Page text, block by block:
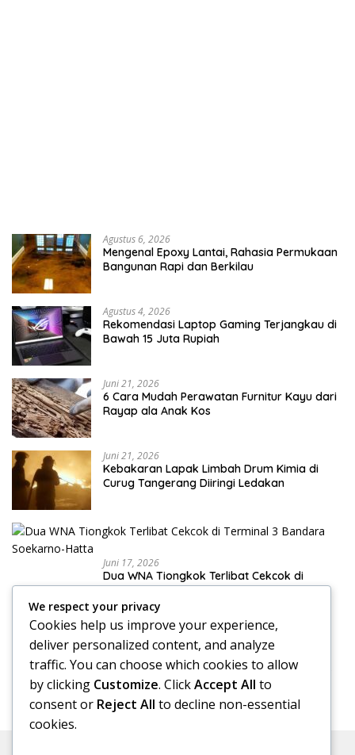
Agustus 6, 2026
Mengenal Epoxy Lantai, Rahasia Permukaan
Bangunan Rapi dan Berkilau
Agustus 4, 2026
Rekomendasi Laptop Gaming Terjangkau di
Bawah 15 Juta Rupiah
Juni 21, 2026
6 Cara Mudah Perawatan Furnitur Kayu dari
Rayap ala Anak Kos
Juni 21, 2026
Kebakaran Lapak Limbah Drum Kimia di
Curug Tangerang Diiringi Ledakan
Juni 17, 2026
Dua WNA Tiongkok Terlibat Cekcok di
Terminal 3 Bandara Soekarno-Hatta
Juni 17, 2026
Klinik Skoliosis Jakarta: Pilihan Terapi untuk
Menangani Kelengkungan Tulang Belakang
We respect your privacy
Cookies help us improve your experience,
deliver personalized content, and analyze
traffic. You can choose which cookies to allow
by clicking Customize. ClickAccept All to
consent or Reject All to decline non-essential
cookies.